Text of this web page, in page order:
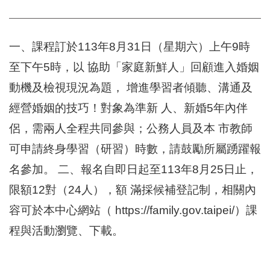
整
系
文
化
局
化
資
產
北
市
區
一、課程訂於113年8月31日（星期六）上午9時
至下午5時，以 協助「家庭新鮮人」回顧進入婚姻
動機及檢視現況為題， 增進學習者傾聽、溝通及
經營婚姻的技巧！對象為準新 人、新婚5年內伴
侶，需兩人全程共同參與；公務人員及本 市教師
可申請終身學習（研習）時數，請鼓勵所屬踴躍報
名參加。 二、報名自即日起至113年8月25日止，
限額12對（24人），額 滿採候補登記制，相關內
容可於本中心網站（ https://family.gov.taipei/）課
程與活動瀏覽、下載。